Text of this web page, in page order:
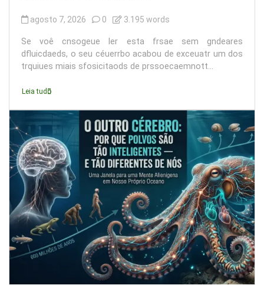
agosto 7, 2026 0 3.195 words
Se voê cnsogeue ler esta frsae sem gndeares
dfluicdaeds, o seu céuerrbo acabou de exceuatr um dos
trquiues miais sfosicitaods de prssoecaemnott...
Leia tudo